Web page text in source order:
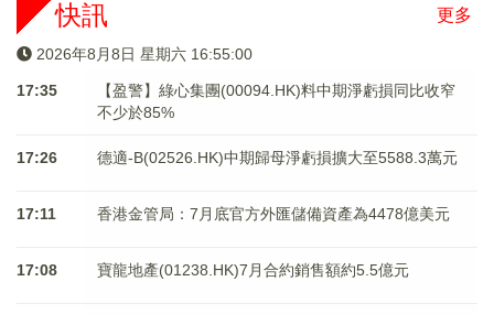
更多
快訊
2026年8月8日 星期六 16:55:00
17:35
【盈警】綠心集團(00094.HK)料中期淨虧損同比收窄
不少於85%
17:26 德適-B(02526.HK)中期歸母淨虧損擴大至5588.3萬元
17:11 香港金管局：7月底官方外匯儲備資產為4478億美元
17:08 寶龍地產(01238.HK)7月合約銷售額約5.5億元